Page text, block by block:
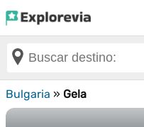
Bulgaria » Gela